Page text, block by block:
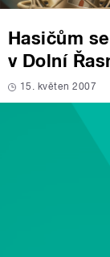
Hasičům
v Dolní
15. květen 2007